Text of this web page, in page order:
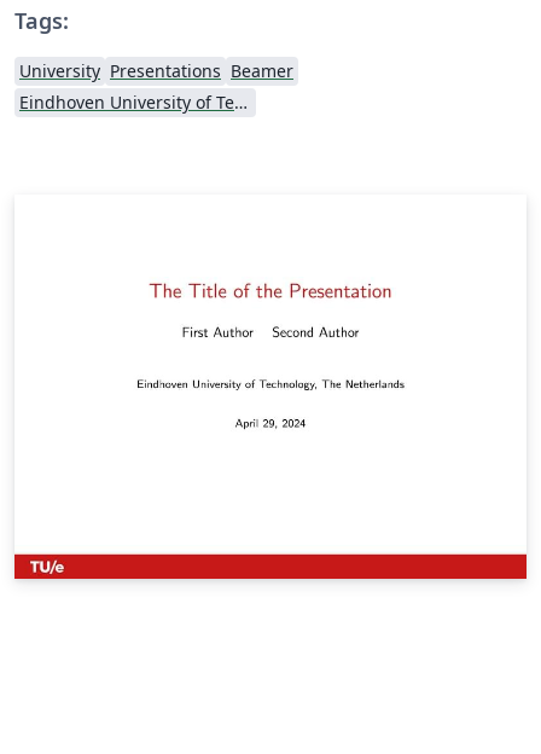
Tags:
University Presentations Beamer
Eindhoven University of Technology (TU/e)